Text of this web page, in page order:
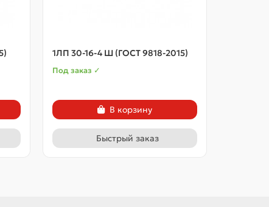
1ЛП 30-16-4 Ш (ГОСТ 9818-2015)
Под заказ ✓
В корзину
Быстрый заказ